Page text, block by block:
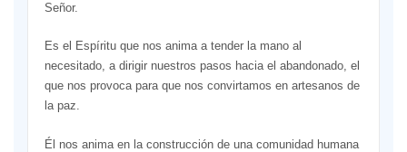
Señor.
Es el Espíritu que nos anima a tender la mano al
necesitado, a dirigir nuestros pasos hacia el abandonado, el
que nos provoca para que nos convirtamos en artesanos de
la paz.
Él nos anima en la construcción de una comunidad humana